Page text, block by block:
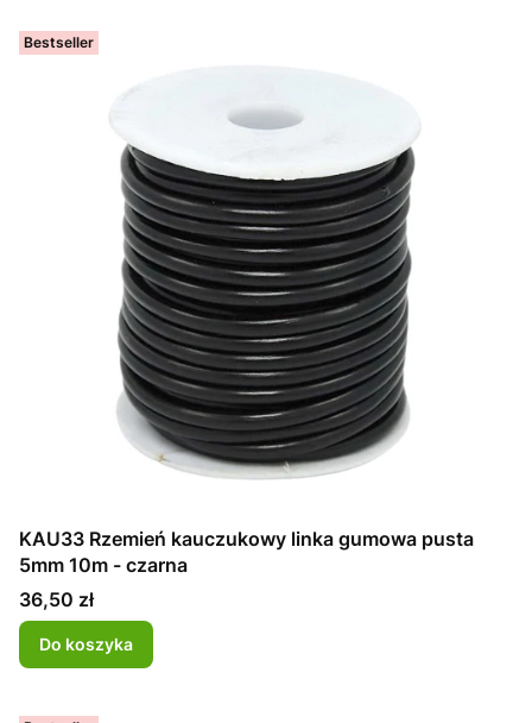
Bestseller
KAU33 Rzemień kauczukowy linka gumowa pusta
5mm 10m - czarna
Cena
36,50 zł
Do koszyka